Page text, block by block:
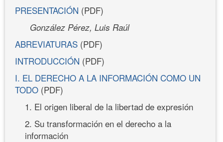
PRESENTACIÓN (PDF)
González Pérez, Luis Raúl
ABREVIATURAS (PDF)
INTRODUCCIÓN (PDF)
I. EL DERECHO A LA INFORMACIÓN COMO UN
TODO (PDF)
1. El origen liberal de la libertad de expresión
2. Su transformación en el derecho a la
información